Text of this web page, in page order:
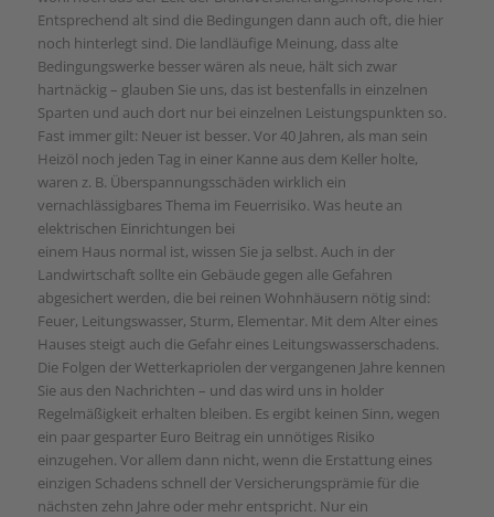
Entsprechend alt sind die Bedingungen dann auch oft, die hier
noch hinterlegt sind. Die landläufige Meinung, dass alte
Bedingungswerke besser wären als neue, hält sich zwar
hartnäckig – glauben Sie uns, das ist bestenfalls in einzelnen
Sparten und auch dort nur bei einzelnen Leistungspunkten so.
Fast immer gilt: Neuer ist besser. Vor 40 Jahren, als man sein
Heizöl noch jeden Tag in einer Kanne aus dem Keller holte,
waren z. B. Überspannungsschäden wirklich ein
vernachlässigbares Thema im Feuerrisiko. Was heute an
elektrischen Einrichtungen bei
einem Haus normal ist, wissen Sie ja selbst. Auch in der
Landwirtschaft sollte ein Gebäude gegen alle Gefahren
abgesichert werden, die bei reinen Wohnhäusern nötig sind:
Feuer, Leitungswasser, Sturm, Elementar. Mit dem Alter eines
Hauses steigt auch die Gefahr eines Leitungswasserschadens.
Die Folgen der Wetterkapriolen der vergangenen Jahre kennen
Sie aus den Nachrichten – und das wird uns in holder
Regelmäßigkeit erhalten bleiben. Es ergibt keinen Sinn, wegen
ein paar gesparter Euro Beitrag ein unnötiges Risiko
einzugehen. Vor allem dann nicht, wenn die Erstattung eines
einzigen Schadens schnell der Versicherungsprämie für die
nächsten zehn Jahre oder mehr entspricht. Nur ein